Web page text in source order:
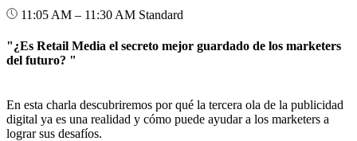
11:05 AM – 11:30 AM Standard
"¿Es Retail Media el secreto mejor guardado de los marketers
del futuro? "
En esta charla descubriremos por qué la tercera ola de la publicidad
digital ya es una realidad y cómo puede ayudar a los marketers a
lograr sus desafíos.